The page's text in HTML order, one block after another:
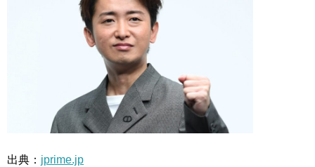
出典： jprime.jp